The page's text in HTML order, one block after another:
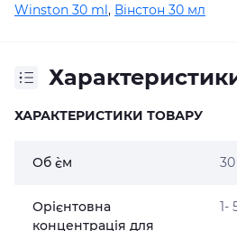
Winston 30 ml, Вінстон 30 мл
ХАРАКТЕРИСТИКИ ТОВАРУ
Об `єм
Орієнтовна
концентрація для
1-